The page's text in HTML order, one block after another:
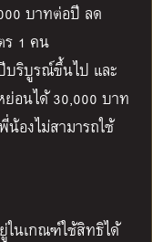
บาทต่อปี ลด
ร 1 คน
บริบูรณ์ขึ้นไป และ
อนได้ 30,000 บาท
องไม่สามารถใช้
ในเกณฑ์ใช้สิทธิได้